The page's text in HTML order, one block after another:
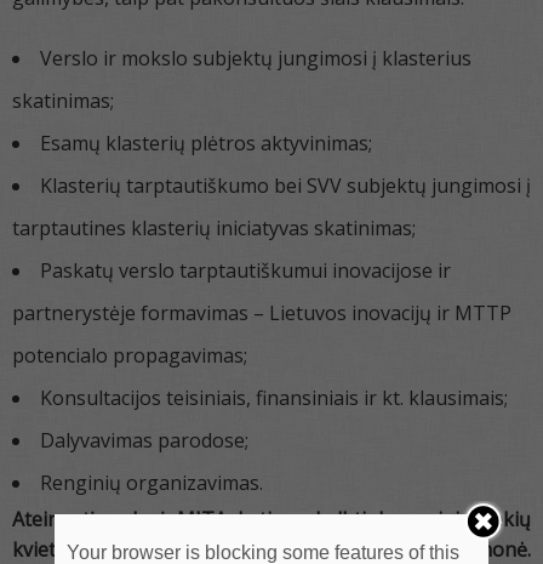
Verslo ir mokslo subjektų jungimosi į klasterius
skatinimas;
Esamų klasterių plėtros aktyvinimas;
Klasterių tarptautiškumo bei SVV subjektų jungimosi į
tarptautines klasterių iniciatyvas skatinimas;
Paskatų verslo tarptautiškumui inovacijose ir
partnerystėje formavimas – Lietuvos inovacijų ir MTTP
potencialo propagavimas;
Konsultacijos teisiniais, finansiniais ir kt. klausimais;
Dalyvavimas parodose;
Renginių organizavimas.
Ateinantį rudenį MITA ketina skelbti Inovacinių čekių
kvietimą. Seminaro metu bus pristatyta ir ši priemonė.
Your browser is blocking some features of this